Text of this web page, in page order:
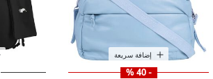
إضافة سريعة
- 40 %